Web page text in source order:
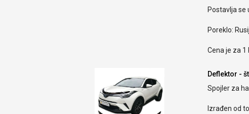
Postavlja se
Poreklo:
Cena je za 1
Deflektor -
Spojler za
Izrađen od